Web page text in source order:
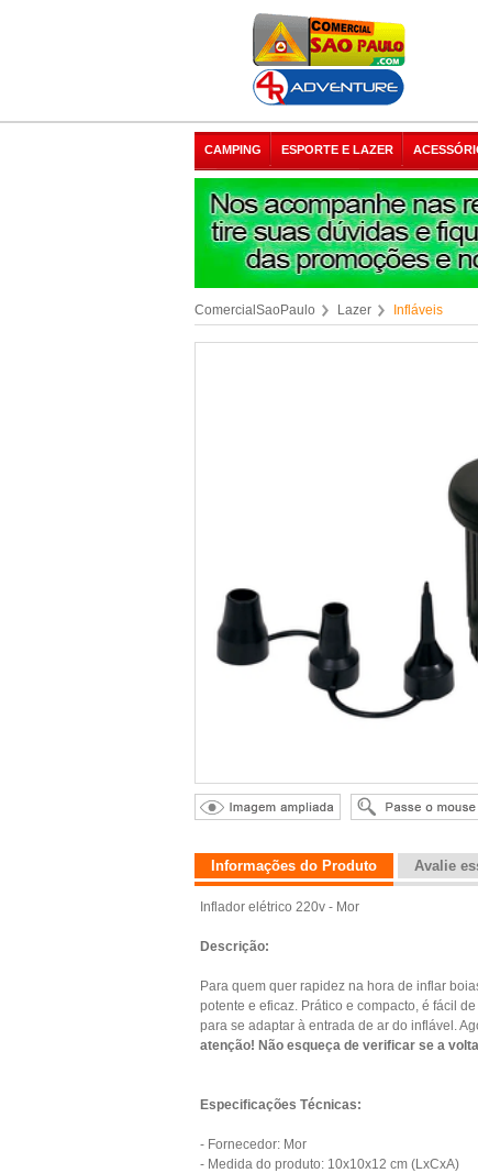
CAMPING ESPORTE E LAZER
ComercialSaoPaulo Lazer Infláveis
Informações do Produto Avalie
Inflador elétrico 220v - Mor
Descrição:
Para quem quer rapidez na hora de inflar
potente e eficaz. Prático e compacto, é fácil
para se adaptar à entrada de ar do inflável.
atenção! Não esqueça de verificar se a
Especificações Técnicas:
- Fornecedor: Mor
- Medida do produto: 10x10x12 cm (LxCxA)